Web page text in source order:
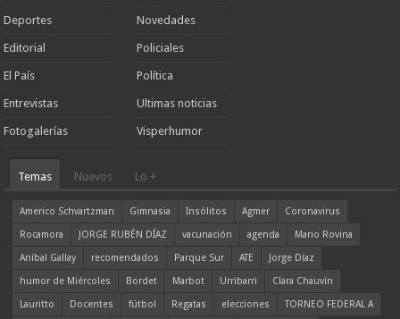
Deportes
Editorial
El País
Entrevistas
Fotogalerías
Novedades
Policiales
Política
Ultimas noticias
Visperhumor
Temas Nuevos Lo +
Americo Schvartzman Gimnasia Insólitos Agmer
Coronavirus
Rocamora
JORGE RUBÉN DÍAZ vacunación agenda
Mario Rovina
Aníbal Gallay
recomendados Parque Sur ATE
Jorge Díaz
humor de Miércoles
Bordet Marbot Urribarri
Clara Chauvín
Lauritto
Docentes fútbol Regatas elecciones
TORNEO FEDERAL A